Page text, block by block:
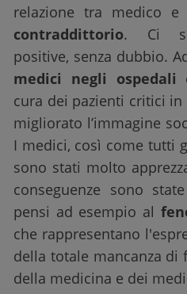
relazione tra medico e
contraddittorio. Ci
positive, senza dubbio.
medici negli ospedali
cura dei pazienti critici
migliorato l’immagine
I medici, così come tutti
sono stati molto
conseguenze sono
pensi ad esempio al
che rappresentano
della totale mancanza
della medicina e dei